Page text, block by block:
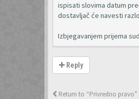
ispisati slovima datum
dostavljač će navesti
Izbjegavanjem prijema
Reply
Return to “Privredno pravo”